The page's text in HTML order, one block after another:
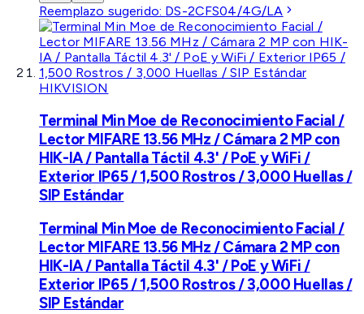
Reemplazo sugerido: DS-2CFS04/4G/LA
HIKVISION
Terminal Min Moe de Reconocimiento Facial /
Lector MIFARE 13.56 MHz / Cámara 2 MP con
HIK-IA / Pantalla Táctil 4.3' / PoE y WiFi /
Exterior IP65 / 1,500 Rostros / 3,000 Huellas /
SIP Estándar
Terminal Min Moe de Reconocimiento Facial /
Lector MIFARE 13.56 MHz / Cámara 2 MP con
HIK-IA / Pantalla Táctil 4.3' / PoE y WiFi /
Exterior IP65 / 1,500 Rostros / 3,000 Huellas /
SIP Estándar